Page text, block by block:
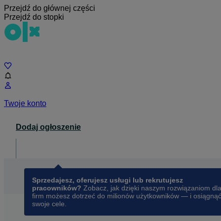
Przejdź do głównej części
Przejdź do stopki
Twoje konto
Dodaj ogłoszenie
Sprzedajesz, oferujesz usługi lub rekrutujesz
pracowników? Zobacz, jak dzięki naszym rozwiązaniom dla
firm możesz dotrzeć do milionów użytkowników — i osiągnąć
swoje cele.